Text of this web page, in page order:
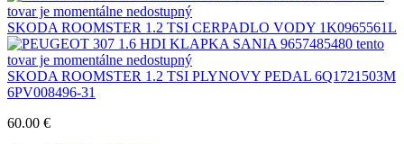
SKODA ROOMSTER 1.2 TSI CERPADLO VODY 1K0965561L
SKODA ROOMSTER 1.2 TSI PLYNOVY PEDAL 6Q1721503M
6PV008496-31
60.00 €